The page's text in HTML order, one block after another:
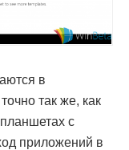
в
так же, как
с
приложений в